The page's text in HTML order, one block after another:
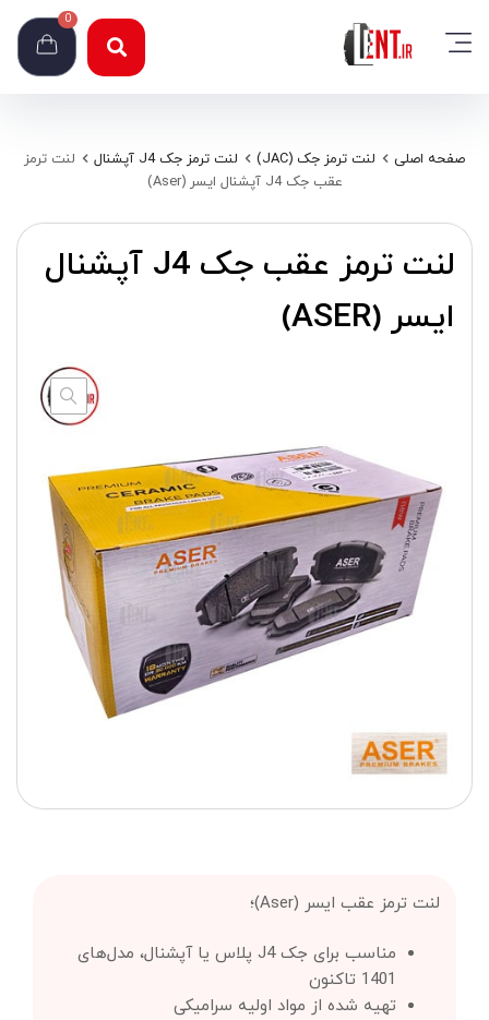
0
صفحه اصلی لنت ترمز جک (JAC) لنت ترمز جک J4 آپشنال
لنت ترمز
عقب جک J4 آپشنال ایسر (Aser)
لنت ترمز عقب جک J4 آپشنال
ایسر (ASER)
لنت ترمز عقب ایسر (Aser)؛
مناسب برای جک J4 پلاس یا آپشنال، مدل‌های
1401 تاکنون
تهیه شده از مواد اولیه سرامیکی